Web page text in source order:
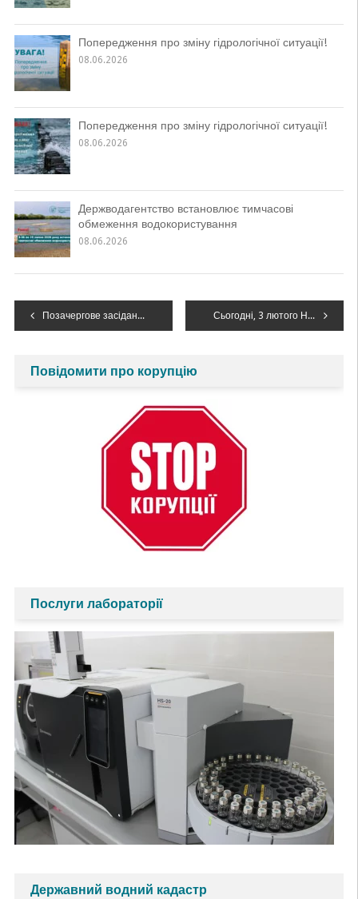
Попередження про зміну гідрологічної ситуації!
08.06.2026
Попередження про зміну гідрологічної ситуації!
08.06.2026
Держводагентство встановлює тимчасові
обмеження водокористування
08.06.2026
Навігація
Позачергове засідання регіональної комісії ТЕБ та НС: готовність до надзвичайних ситуацій і посилення безпеки в області Сьогодні, 3 лютого Національний природний парк «Дністровський каньйон» відзначає 16-річчя з дня заснування
Повідомити про корупцію
Послуги лабораторії
Державний водний кадастр